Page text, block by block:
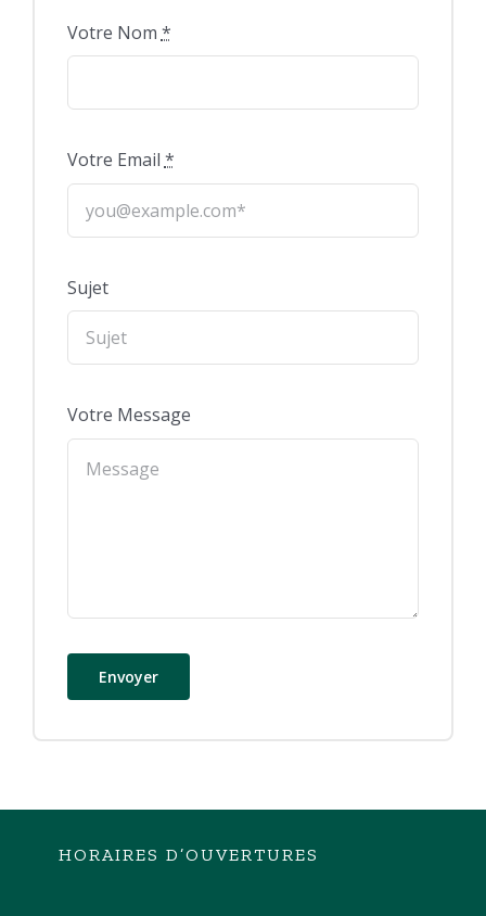
Votre Nom *
Votre Email *
Sujet
Votre Message
Envoyer
HORAIRES D’OUVERTURES